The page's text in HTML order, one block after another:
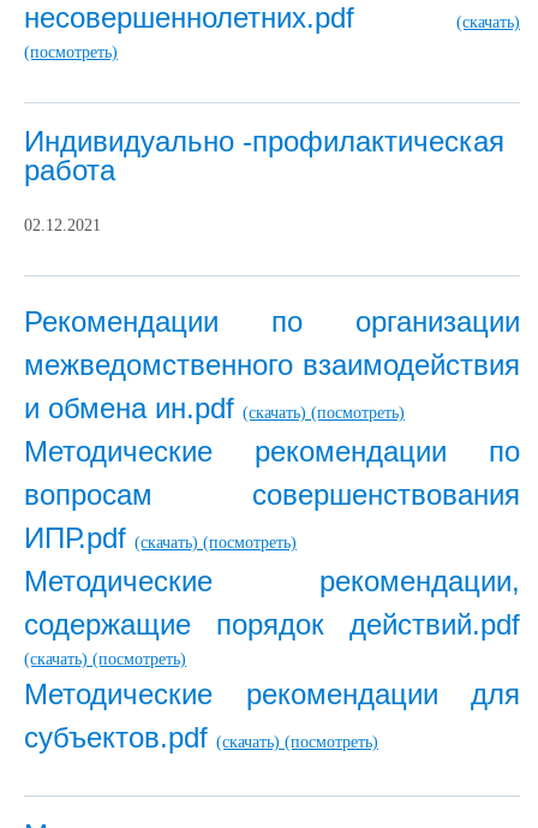
несовершеннолетних.pdf
(скачать)
(посмотреть)
Индивидуально -профилактическая
работа
02.12.2021
Рекомендации по организации
межведомственного взаимодействия
и обмена ин.pdf (скачать) (посмотреть)
Методические рекомендации по
вопросам совершенствования
ИПР.pdf (скачать) (посмотреть)
Методические рекомендации,
содержащие порядок действий.pdf
(скачать) (посмотреть)
Методические рекомендации для
субъектов.pdf (скачать) (посмотреть)